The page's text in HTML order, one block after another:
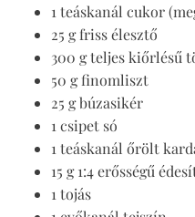
1 teáskanál cukor
25 g friss élesztő
300 g teljes kiőrlésű
50 g finomliszt
25 g búzasikér
1 csipet só
1 teáskanál őrölt
15 g 1:4 erősségű
1 tojás